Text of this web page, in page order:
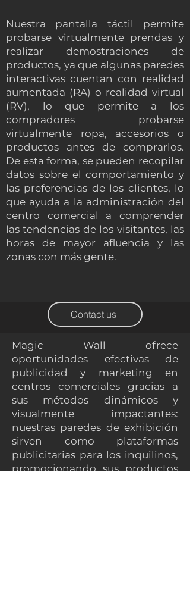
Nuestra pantalla táctil permite
probarse virtualmente prendas y
realizar demostraciones de
productos, ya que algunas paredes
interactivas cuentan con realidad
aumentada (RA) o realidad virtual
(RV), lo que permite a los
compradores probarse
virtualmente ropa, accesorios o
productos antes de comprarlos.
De esta forma, se pueden recopilar
datos sobre el comportamiento y
las preferencias de los clientes, lo
que ayuda a la administración del
centro comercial a comprender
las tendencias de los visitantes, las
horas de mayor afluencia y las
zonas con más gente.
Contact us
Magic Wall ofrece
oportunidades efectivas de
publicidad y marketing en
centros comerciales gracias a
sus métodos dinámicos y
visualmente impactantes:
nuestras paredes de exhibición
sirven como plataformas
publicitarias para los inquilinos,
promocionando sus productos